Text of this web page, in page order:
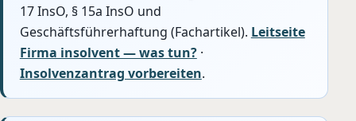
17 InsO, § 15a InsO und
Geschäftsführerhaftung (Fachartikel). Leitseite
Firma insolvent — was tun?·
Insolvenzantrag vorbereiten.